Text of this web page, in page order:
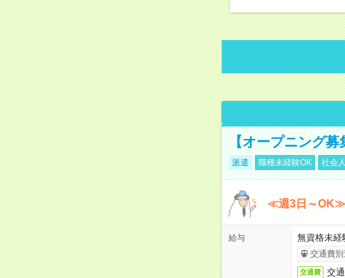
【オープニング
派遣 職種未経験OK 社会
≪週3日～OK≫
給与 無資格未
交通費別
交通費 交